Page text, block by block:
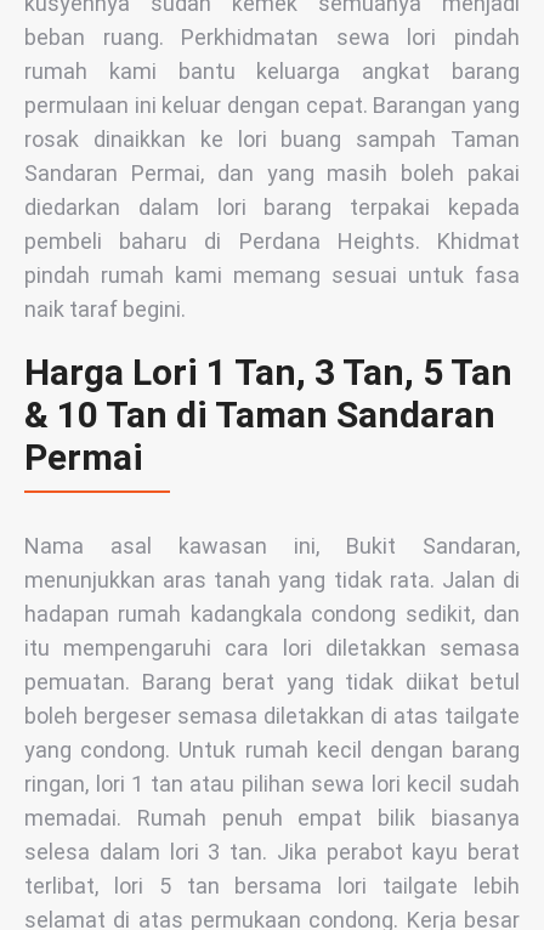
beban ruang. Perkhidmatan sewa lori pindah
rumah kami bantu keluarga angkat barang
permulaan ini keluar dengan cepat. Barangan yang
rosak dinaikkan ke lori buang sampah Taman
Sandaran Permai, dan yang masih boleh pakai
diedarkan dalam lori barang terpakai kepada
pembeli baharu di Perdana Heights. Khidmat
pindah rumah kami memang sesuai untuk fasa
naik taraf begini.
Harga Lori 1 Tan, 3 Tan, 5 Tan
& 10 Tan di Taman Sandaran
Permai
Nama asal kawasan ini, Bukit Sandaran,
menunjukkan aras tanah yang tidak rata. Jalan di
hadapan rumah kadangkala condong sedikit, dan
itu mempengaruhi cara lori diletakkan semasa
pemuatan. Barang berat yang tidak diikat betul
boleh bergeser semasa diletakkan di atas tailgate
yang condong. Untuk rumah kecil dengan barang
ringan, lori 1 tan atau pilihan sewa lori kecil sudah
memadai. Rumah penuh empat bilik biasanya
selesa dalam lori 3 tan. Jika perabot kayu berat
terlibat, lori 5 tan bersama lori tailgate lebih
selamat di atas permukaan condong. Kerja besar